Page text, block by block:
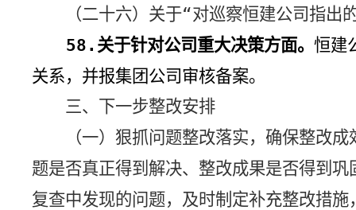
（二十六）关于“对巡察恒建公司指
58. 关于针对公司重大决策方面。恒建
关系，并报集团公司审核备案。
三、下一步整改安排
（一）狠抓问题整改落实，确保整改
题是否真正得到解决、整改成果是否得到巩
复查中发现的问题，及时制定补充整改措